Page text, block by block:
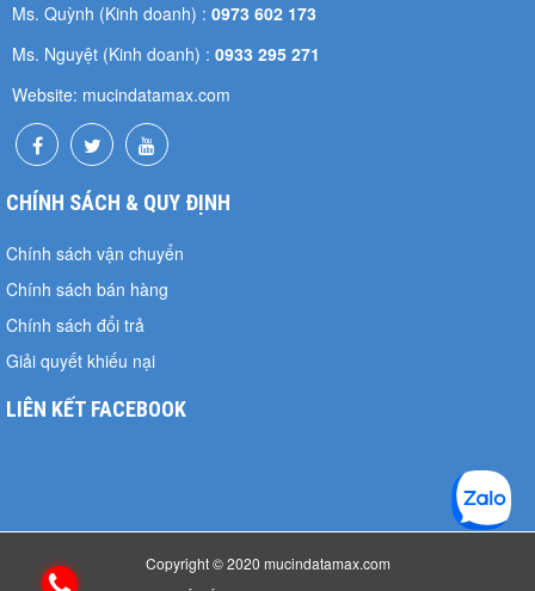
Ms. Quỳnh (Kinh doanh) : 0973 602 173
Ms. Nguyệt (Kinh doanh) : 0933 295 271
Website: mucindatamax.com
CHÍNH SÁCH & QUY ĐỊNH
Chính sách vận chuyển
Chính sách bán hàng
Chính sách đổi trả
Giải quyết khiếu nại
LIÊN KẾT FACEBOOK
Copyright © 2020 mucindatamax.com